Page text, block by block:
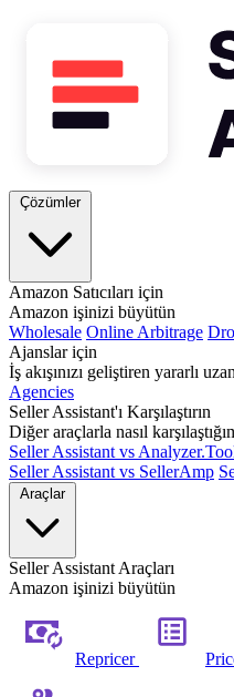
Çözümler
Amazon Satıcıları için
Amazon işinizi büyütün
Wholesale Online Arbitrage
Ajanslar için
İş akışınızı geliştiren yararlı
Agencies
Seller Assistant'ı Karşılaştırın
Diğer araçlarla nasıl
Seller Assistant vs
Seller Assistant vs SellerAmp
Araçlar
Seller Assistant Araçları
Amazon işinizi büyütün
Repricer